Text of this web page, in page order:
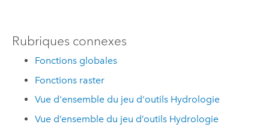
Rubriques connexes
Fonctions globales
Fonctions raster
Vue d'ensemble du jeu d'outils Hydrologie
Vue d’ensemble du jeu d’outils Hydrologie